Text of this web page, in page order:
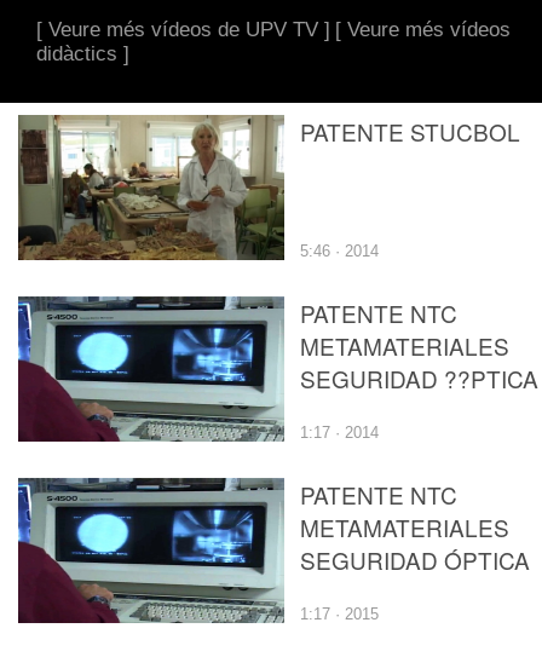
[ Veure més vídeos de UPV TV ] [ Veure més vídeos
didàctics ]
PATENTE STUCBOL
5:46 · 2014
PATENTE NTC
METAMATERIALES
SEGURIDAD ??PTICA
1:17 · 2014
PATENTE NTC
METAMATERIALES
SEGURIDAD ÓPTICA
1:17 · 2015